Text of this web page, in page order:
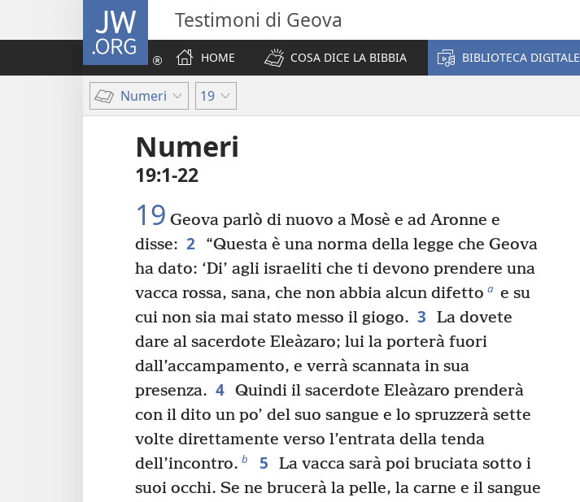
JW.ORG Testimoni di Geova
HOME
COSA DICE LA BIBBIA BIBLIOTECA DIGITALE
Numeri 19
Numeri
19:1-22
19 Geova parlò di nuovo a Mosè e ad Aronne e
disse: 2
“Questa è una norma della legge che Geova
ha dato: ‘Di’ agli israeliti che ti devono prendere una
vacca rossa, sana, che non abbia alcun difetto a e su
cui non sia mai stato messo il giogo. 3
La dovete
dare al sacerdote Eleàzaro; lui la porterà fuori
dall’accampamento, e verrà scannata in sua
presenza. 4 Quindi il sacerdote Eleàzaro prenderà
con il dito un po’ del suo sangue e lo spruzzerà sette
volte direttamente verso l’entrata della tenda
dell’incontro. b 5
La vacca sarà poi bruciata sotto i
suoi occhi. Se ne brucerà la pelle, la carne e il sangue